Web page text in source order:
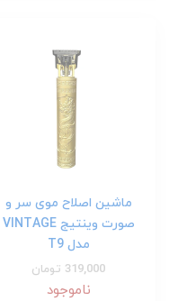
ماشین اصلاح موی سر و
صورت وینتیج VINTAGE
مدل T9
319,000 تومان
ناموجود